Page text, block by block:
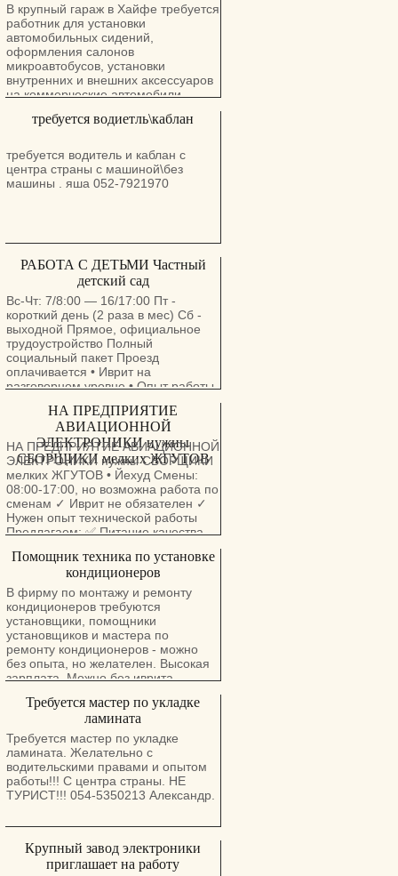
В крупный гараж в Хайфе требуется
работник для установки
автомобильных сидений,
оформления салонов
микроавтобусов, установки
внутренних и внешних аксессуаров
на коммерческие автомобили .
и базовые столярно-слесарные
Офис: 04-8557387
требуется водиетль\каблан
требуется водитель и каблан с
центра страны с машиной\без
машины . яша 052-7921970
РАБОТА С ДЕТЬМИ Частный
детский сад
Вс-Чт: 7/8:00 — 16/17:00 Пт -
короткий день (2 раза в мес) Сб -
выходной Прямое, официальное
трудоустройство Полный
социальный пакет Проезд
оплачивается • Иврит на
разговорном уровне • Опыт работы
Ответственность, пунктуальность,
доброта Организация и проведение
образовательной и воспитательной
деятельности с детьми,
обеспечение их безопасности и
благополучия в течение дня,
поддержание порядка и
комфортной атмосферы в группе,
планирование и проведение игр и
организации питания. Детки от 3-6
месяцев до подготовительной
группы. Хайфа, Нешер, Моцкин
Прямое трудоустройство, без
посредников!
НА ПРЕДПРИЯТИЕ
АВИАЦИОННОЙ
ЭЛЕКТРОНИКИ нужны
СБОРЩИКИ мелких ЖГУТОВ
НА ПРЕДПРИЯТИЕ АВИАЦИОННОЙ
ЭЛЕКТРОНИКИ нужны СБОРЩИКИ
мелких ЖГУТОВ • Йехуд Смены:
08:00-17:00, но возможна работа по
сменам ✓ Иврит не обязателен ✓
Нужен опыт технической работы
Предлагаем: ✅ Питание качества
✅ Уик-энды и экскурсии ✅ Весь
спектр социальных условия ✅
Прямое трудоустройство ✅
Компенсация проезда или бензина
из Йехуд, Петах Тиква, Рамат Ган,
Холон, Рамле, Лод, Ашдод, Кирят
Оно и другие
••••••••••••••••••••••••••••••••••••••• ☎️
+972-55-507-4236 Свяжитесь с
нами
Помощник техника по установке
кондиционеров
В фирму по монтажу и ремонту
кондиционеров требуются
установщики, помощники
установщиков и мастера по
ремонту кондиционеров - можно
без опыта, но желателен. Высокая
зарплата. Можно без иврита.
рабочей визой. 0537444454
Требуется мастер по укладке
ламината
Требуется мастер по укладке
ламината. Желательно с
водительскими правами и опытом
работы!!! С центра страны. НЕ
ТУРИСТ!!! 054-5350213 Александр.
Крупный завод электроники
приглашает на работу